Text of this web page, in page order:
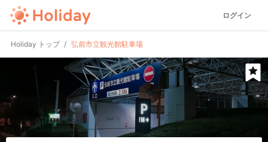
ログイン
Holiday トップ 弘前市立観光館駐車場